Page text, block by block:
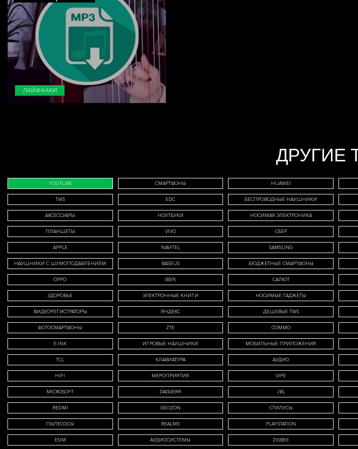
ЛАЙФХАКИ
ДРУГИЕ
YOUTUBE СМАРТФОНЫ HUAWEI
TWS EDC БЕСПРОВОДНЫЕ НАУШНИКИ
АКСЕССУАРЫ НОУТБУКИ НОСИМАЯ ЭЛЕКТРОНИКА
ПЛАНШЕТЫ VIVO СБЕР
APPLE NAVITEL SAMSUNG
НАУШНИКИ С ШУМОПОДАВЛЕНИЕМ BASEUS БЮДЖЕТНЫЕ СМАРТФОНЫ
OPPO ЗВУК САЛЮТ
ЗДОРОВЬЕ ЭЛЕКТРОННЫЕ КНИГИ НОСИМЫЕ ГАДЖЕТЫ
ВИДЕОРЕГИСТРАТОРЫ ЯНДЕКС ДЕШЕВЫЕ TWS
ФОТОСМАРТФОНЫ ZTE COMMO
E-INK ИГРОВЫЕ НАУШНИКИ МОБИЛЬНЫЕ ПРИЛОЖЕНИЯ
TCL КЛАВИАТУРА АУДИО
HIFI МЕРОПРИЯТИЯ VIPE
MICROSOFT DAGGERR JBL
REDMI GEOZON СТИЛУСЫ
ПЫЛЕСОСЫ REALME PLAYSTATION
ESIM АУДИОСИСТЕМЫ ZIGBEE
я даюсогласиена
персональных данных
Политикой
данных